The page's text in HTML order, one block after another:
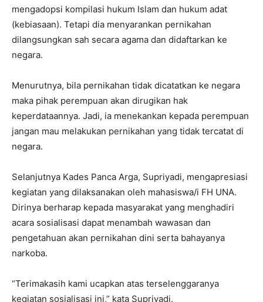
mengadopsi kompilasi hukum Islam dan hukum adat
(kebiasaan). Tetapi dia menyarankan pernikahan
dilangsungkan sah secara agama dan didaftarkan ke
negara.
Menurutnya, bila pernikahan tidak dicatatkan ke negara
maka pihak perempuan akan dirugikan hak
keperdataannya. Jadi, ia menekankan kepada perempuan
jangan mau melakukan pernikahan yang tidak tercatat di
negara.
Selanjutnya Kades Panca Arga, Supriyadi, mengapresiasi
kegiatan yang dilaksanakan oleh mahasiswa/i FH UNA.
Dirinya berharap kepada masyarakat yang menghadiri
acara sosialisasi dapat menambah wawasan dan
pengetahuan akan pernikahan dini serta bahayanya
narkoba.
“Terimakasih kami ucapkan atas terselenggaranya
kegiatan sosialisasi ini,” kata Supriyadi.